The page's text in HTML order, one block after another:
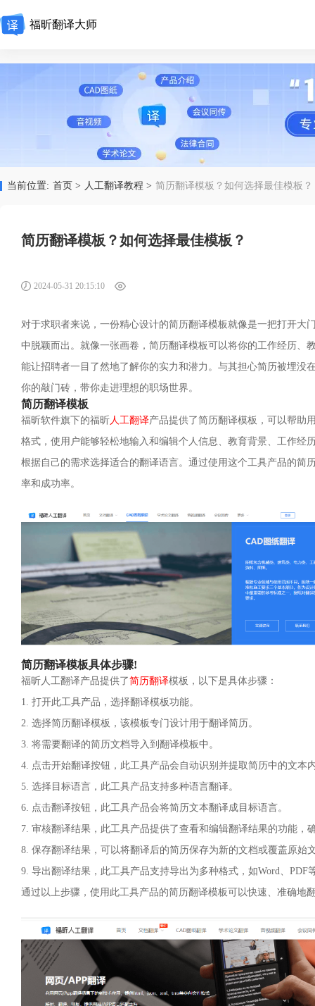
福昕翻译大师
当前位置: 首页 > 人工翻译教程 > 简历翻译模板？如何选择最佳模板？
简历翻译模板？如何选择最佳模板？
2024-05-31 20:15:10
对于求职者来说，一份精心设计的简历翻译模板就像是一把打开
中脱颖而出。就像一张画卷，简历翻译模板可以将你的工作经历
能让招聘者一目了然地了解你的实力和潜力。与其担心简历被埋
你的敲门砖，带你走进理想的职场世界。
简历翻译模板
福昕软件旗下的福昕人工翻译产品提供了简历翻译模板，可以帮助
格式，使用户能够轻松地输入和编辑个人信息、教育背景、工作
根据自己的需求选择适合的翻译语言。通过使用这个工具产品的
率和成功率。
简历翻译模板具体步骤!
福昕人工翻译产品提供了简历翻译模板，以下是具体步骤：
1. 打开此工具产品，选择翻译模板功能。
2. 选择简历翻译模板，该模板专门设计用于翻译简历。
3. 将需要翻译的简历文档导入到翻译模板中。
4. 点击开始翻译按钮，此工具产品会自动识别并提取简历中的文本
5. 选择目标语言，此工具产品支持多种语言翻译。
6. 点击翻译按钮，此工具产品会将简历文本翻译成目标语言。
7. 审核翻译结果，此工具产品提供了查看和编辑翻译结果的功能，
8. 保存翻译结果，可以将翻译后的简历保存为新的文档或覆盖原始
9. 导出翻译结果，此工具产品支持导出为多种格式，如Word、PDF
通过以上步骤，使用此工具产品的简历翻译模板可以快速、准确地